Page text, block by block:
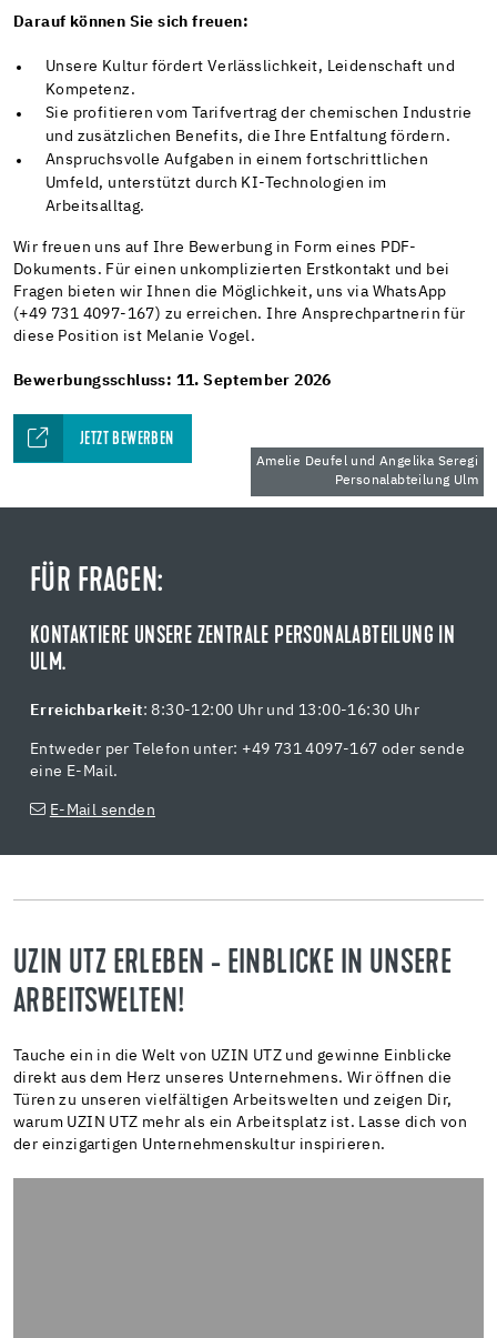
Darauf können Sie sich freuen:
Unsere Kultur fördert Verlässlichkeit, Leidenschaft und
Kompetenz.
Sie profitieren vom Tarifvertrag der chemischen Industrie
und zusätzlichen Benefits, die Ihre Entfaltung fördern.
Anspruchsvolle Aufgaben in einem fortschrittlichen
Umfeld, unterstützt durch KI-Technologien im
Arbeitsalltag.
Wir freuen uns auf Ihre Bewerbung in Form eines PDF-
Dokuments. Für einen unkomplizierten Erstkontakt und bei
Fragen bieten wir Ihnen die Möglichkeit, uns via WhatsApp
(+49 731 4097-167) zu erreichen. Ihre Ansprechpartnerin für
diese Position ist Melanie Vogel.
Bewerbungsschluss: 11. September 2026
JETZT BEWERBEN
Amelie Deufel und Angelika Seregi
Personalabteilung Ulm
FÜR FRAGEN:
KONTAKTIERE UNSERE ZENTRALE PERSONALABTEILUNG IN
ULM.
Erreichbarkeit: 8:30-12:00 Uhr und 13:00-16:30 Uhr
Entweder per Telefon unter: +49 731 4097-167 oder sende
eine E-Mail.
E-Mail senden
UZIN UTZ ERLEBEN - EINBLICKE IN UNSERE
ARBEITSWELTEN!
Tauche ein in die Welt von UZIN UTZ und gewinne Einblicke
direkt aus dem Herz unseres Unternehmens. Wir öffnen die
Türen zu unseren vielfältigen Arbeitswelten und zeigen Dir,
warum UZIN UTZ mehr als ein Arbeitsplatz ist. Lasse dich von
der einzigartigen Unternehmenskultur inspirieren.